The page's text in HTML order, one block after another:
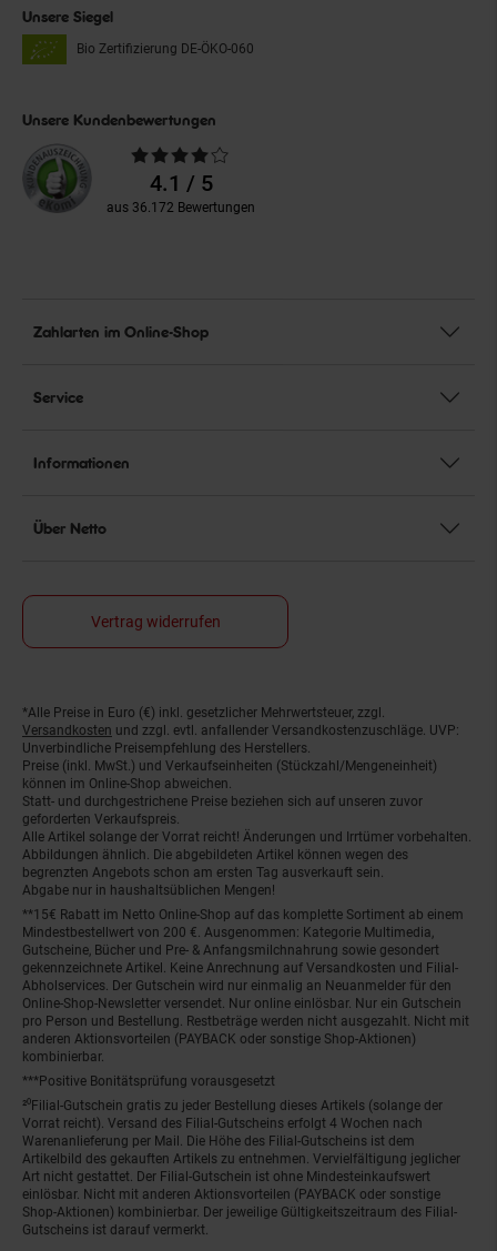
Unsere Siegel
Bio Zertifizierung DE-ÖKO-060
Unsere Kundenbewertungen
Durchschnittliche
Bewertungen4.1 / 5
aus 36.172 Bewertungen
Zahlarten im Online-Shop
Service
Informationen
Über Netto
Vertrag widerrufen
Fußnoten
*Alle Preise in Euro (€) inkl. gesetzlicher Mehrwertsteuer, zzgl.
Versandkosten und zzgl. evtl. anfallender Versandkostenzuschläge. UVP:
Unverbindliche Preisempfehlung des Herstellers.
Preise (inkl. MwSt.) und Verkaufseinheiten (Stückzahl/Mengeneinheit)
können im Online-Shop abweichen.
Statt- und durchgestrichene Preise beziehen sich auf unseren zuvor
geforderten Verkaufspreis.
Alle Artikel solange der Vorrat reicht! Änderungen und Irrtümer vorbehalten.
Abbildungen ähnlich. Die abgebildeten Artikel können wegen des
begrenzten Angebots schon am ersten Tag ausverkauft sein.
Abgabe nur in haushaltsüblichen Mengen!
**15€ Rabatt im Netto Online-Shop auf das komplette Sortiment ab einem
Mindestbestellwert von 200 €. Ausgenommen: Kategorie Multimedia,
Gutscheine, Bücher und Pre- & Anfangsmilchnahrung sowie gesondert
gekennzeichnete Artikel. Keine Anrechnung auf Versandkosten und Filial-
Abholservices. Der Gutschein wird nur einmalig an Neuanmelder für den
Online-Shop-Newsletter versendet. Nur online einlösbar. Nur ein Gutschein
pro Person und Bestellung. Restbeträge werden nicht ausgezahlt. Nicht mit
anderen Aktionsvorteilen (PAYBACK oder sonstige Shop-Aktionen)
kombinierbar.
***Positive Bonitätsprüfung vorausgesetzt
²⁰Filial-Gutschein gratis zu jeder Bestellung dieses Artikels (solange der
Vorrat reicht). Versand des Filial-Gutscheins erfolgt 4 Wochen nach
Warenanlieferung per Mail. Die Höhe des Filial-Gutscheins ist dem
Artikelbild des gekauften Artikels zu entnehmen. Vervielfältigung jeglicher
Art nicht gestattet. Der Filial-Gutschein ist ohne Mindesteinkaufswert
einlösbar. Nicht mit anderen Aktionsvorteilen (PAYBACK oder sonstige
Shop-Aktionen) kombinierbar. Der jeweilige Gültigkeitszeitraum des Filial-
Gutscheins ist darauf vermerkt.